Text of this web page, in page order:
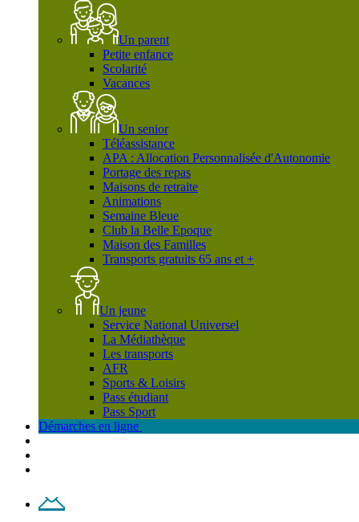
Un parent
Petite enfance
Scolarité
Vacances
Un senior
Téléassistance
APA : Allocation Personnalisée d'Autonomie
Portage des repas
Maisons de retraite
Animations
Semaine Bleue
Club la Belle Epoque
Maison des Familles
Transports gratuits 65 ans et +
Un jeune
Service National Universel
La Médiathèque
Les transports
AFR
Sports & Loisirs
Pass étudiant
Pass Sport
Démarches en ligne
Contact